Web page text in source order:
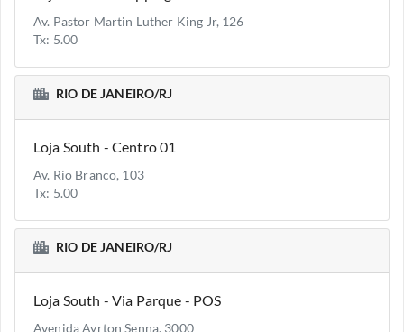
Av. Pastor Martin Luther King Jr, 126
Tx: 5.00
RIO DE JANEIRO/RJ
Loja South - Centro 01
Av. Rio Branco, 103
Tx: 5.00
RIO DE JANEIRO/RJ
Loja South - Via Parque - POS
Avenida Ayrton Senna, 3000